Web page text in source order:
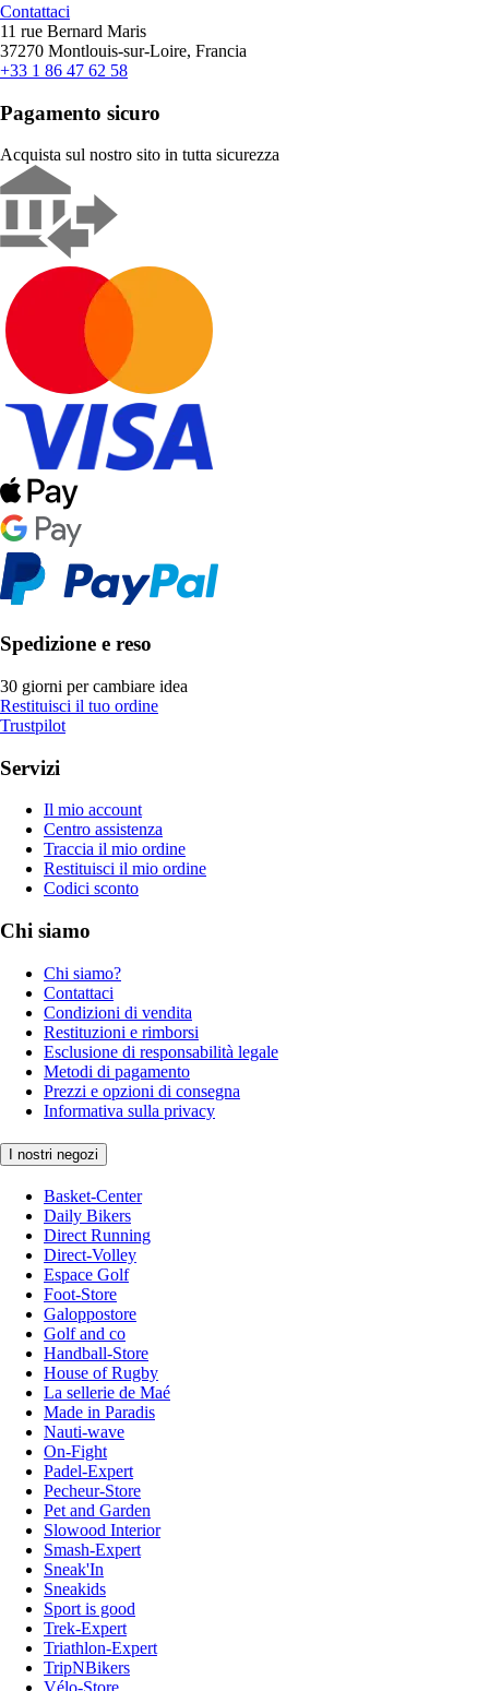
Contattaci
11 rue Bernard Maris
37270 Montlouis-sur-Loire, Francia
+33 1 86 47 62 58
Pagamento sicuro
Acquista sul nostro sito in tutta sicurezza
Spedizione e reso
30 giorni per cambiare idea
Restituisci il tuo ordine
Trustpilot
Servizi
Il mio account
Centro assistenza
Traccia il mio ordine
Restituisci il mio ordine
Codici sconto
Chi siamo
Chi siamo?
Contattaci
Condizioni di vendita
Restituzioni e rimborsi
Esclusione di responsabilità legale
Metodi di pagamento
Prezzi e opzioni di consegna
Informativa sulla privacy
I nostri negozi
Basket-Center
Daily Bikers
Direct Running
Direct-Volley
Espace Golf
Foot-Store
Galoppostore
Golf and co
Handball-Store
House of Rugby
La sellerie de Maé
Made in Paradis
Nauti-wave
On-Fight
Padel-Expert
Pecheur-Store
Pet and Garden
Slowood Interior
Smash-Expert
Sneak'In
Sneakids
Sport is good
Trek-Expert
Triathlon-Expert
TripNBikers
Vélo-Store